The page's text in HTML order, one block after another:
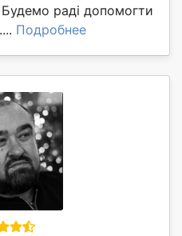
раді допомогти
Подробнее